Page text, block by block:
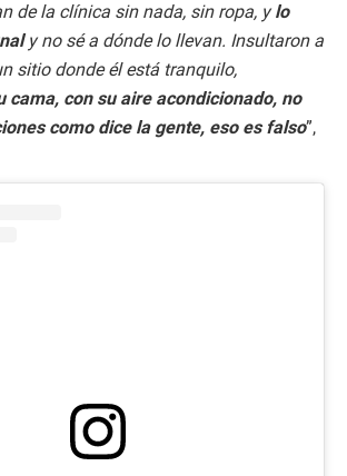
de la clínica sin nada, sin ropa, ylo
y no sé a dónde lo llevan. Insultaron a
sitio donde él está tranquilo,
cama, con su aire acondicionado, no
como dice la gente, eso es falso”,